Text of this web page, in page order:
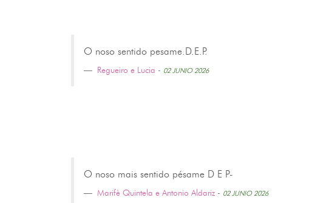
O noso sentido pesame.D.E.P.
Regueiro e Lucia - 02 JUNIO 2026
O noso mais sentido pésame D E P-
Marifè Quintela e Antonio Aldariz - 02 JUNIO 2026